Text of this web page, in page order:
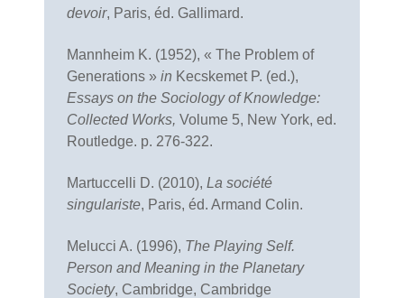
devoir, Paris, éd. Gallimard.
Mannheim K. (1952), « The Problem of
Generations » in Kecskemet P. (ed.),
Essays on the Sociology of Knowledge:
Collected Works, Volume 5, New York, ed.
Routledge. p. 276-322.
Martuccelli D. (2010), La société
singulariste, Paris, éd. Armand Colin.
Melucci A. (1996), The Playing Self.
Person and Meaning in the Planetary
Society, Cambridge, Cambridge